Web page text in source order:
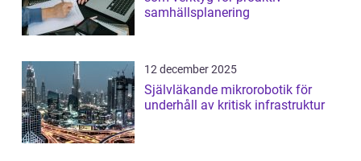
samhällsplanering
12 december 2025
Självläkande mikrorobotik för
underhåll av kritisk infrastruktur